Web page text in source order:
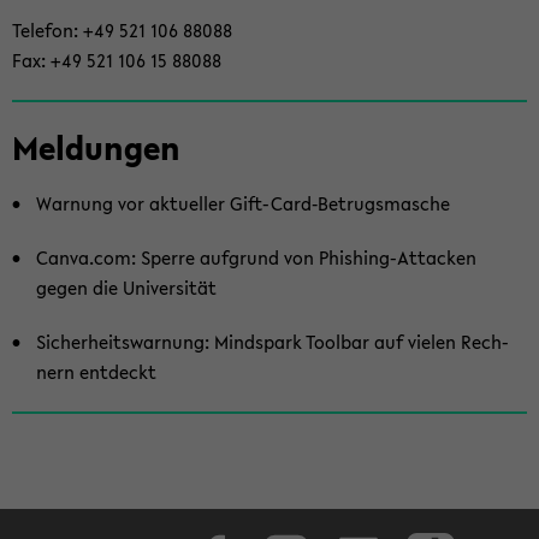
Te­le­fon: +49 521 106 88088
Fax: +49 521 106 15 88088
Mel­dun­gen
War­nung vor ak­tu­el­ler Gift-​Card‑Be­trugs­ma­sche
Canva.com: Sper­re auf­grund von Phishing-​Attacken
gegen die Uni­ver­si­tät
Si­cher­heits­war­nung: Mind­s­park Tool­bar auf vie­len Rech­
nern ent­deckt
Face­book